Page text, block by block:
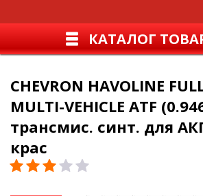
КАТАЛОГ
CHEVRON HAVOLINE
MULTI-VEHICLE ATF
трансмис. синт. для
крас